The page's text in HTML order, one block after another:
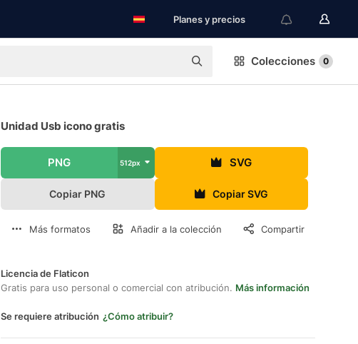
Planes y precios
Colecciones 0
Unidad Usb icono gratis
PNG 512px SVG
Copiar PNG Copiar SVG
Más formatos Añadir a la colección Compartir
Licencia de Flaticon
Gratis para uso personal o comercial con atribución. Más información
Se requiere atribución ¿Cómo atribuir?